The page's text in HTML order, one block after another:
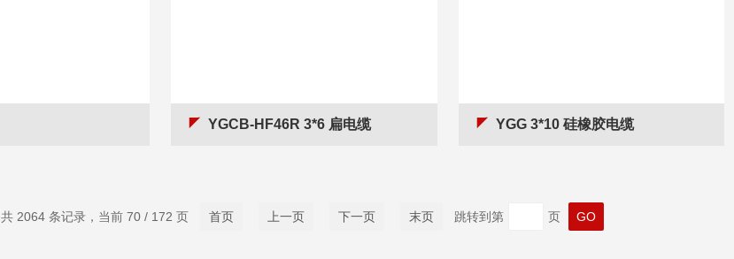
YGCB-HF46R 3*6 扁电缆 YGG 3*10 硅橡胶电缆
共 2064 条记录，当前 70 / 172 页 首页 上一页 下一页 末页 跳转到第 页